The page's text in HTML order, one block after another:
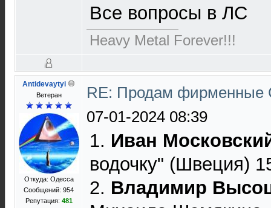
Все вопросы в ЛС
Heavy Metal Forever!!!
Antidevaytyi
Ветеран
Откуда: Одесса
Сообщений: 954
Репутация: 481
RE: Продам фирменные
07-01-2024 08:39
1. Иван
водочку" (Швеция)
2. Владимир